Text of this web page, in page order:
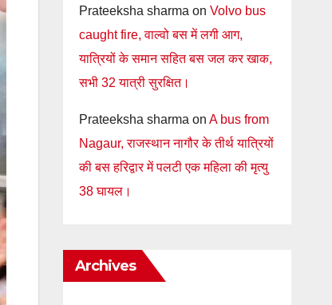
Prateeksha sharma on Volvo bus
caught fire, वाल्वो बस में लगी आग,
यात्रियों के समान सहित बस जल कर खाक,
सभी 32 यात्री सुरक्षित।
Prateeksha sharma on A bus from
Nagaur, राजस्थान नागौर के तीर्थ यात्रियों
की बस हरिद्वार में पलटी एक महिला की मृत्यु
38 घायल।
Archives